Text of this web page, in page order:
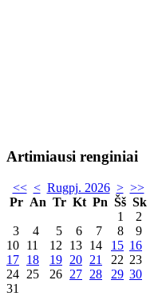
Artimiausi renginiai
<< < Rugpj. 2026 > >>
Pr An Tr Kt Pn Šš Sk
1
2
3
4 5 6 7 8
9
10 11 12 13 14 15 16
17 18 19 20 21 22 23
24 25 26 27 28 29 30
31